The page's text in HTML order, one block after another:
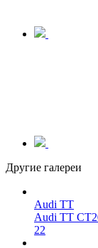
Другие галереи
Audi TT
Audi TT
22